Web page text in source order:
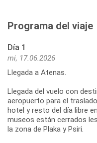
Programa del viaje
Día 1
mi, 17.06.2026
Llegada a Atenas.
Llegada del vuelo con
aeropuerto para el
hotel y resto del día libre
museos están cerrados
la zona de Plaka y Psiri.